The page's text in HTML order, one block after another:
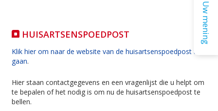
Uw mening
HUISARTSENSPOEDPOST
Klik hier om naar de website van de huisartsenspoedpost te
gaan.
Hier staan contactgegevens en een vragenlijst die u helpt om
te bepalen of het nodig is om nu de huisartsenspoedpost te
bellen.